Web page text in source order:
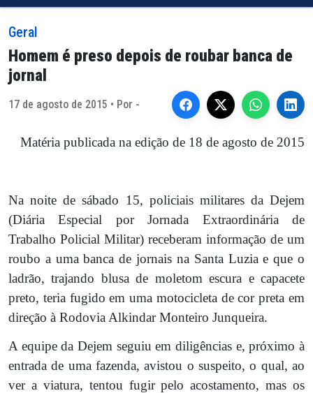
Geral
Homem é preso depois de roubar banca de
jornal
17 de agosto de 2015 • Por -
Matéria publicada na edição de 18 de agosto de 2015
Na noite de sábado 15, policiais militares da Dejem
(Diária Especial por Jornada Extraordinária de
Trabalho Policial Militar) receberam informação de um
roubo a uma banca de jornais na Santa Luzia e que o
ladrão, trajando blusa de moletom escura e capacete
preto, teria fugido em uma motocicleta de cor preta em
direção à Rodovia Alkindar Monteiro Junqueira.
A equipe da Dejem seguiu em diligências e, próximo à
entrada de uma fazenda, avistou o suspeito, o qual, ao
ver a viatura, tentou fugir pelo acostamento, mas os